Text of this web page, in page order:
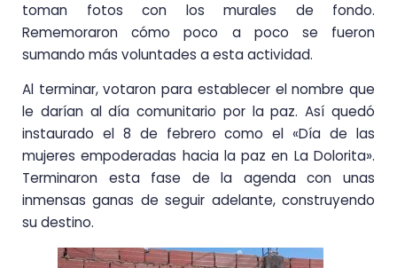
toman fotos con los murales de fondo.
Rememoraron cómo poco a poco se fueron
sumando más voluntades a esta actividad.
Al terminar, votaron para establecer el nombre que
le darían al día comunitario por la paz. Así quedó
instaurado el 8 de febrero como el «Día de las
mujeres empoderadas hacia la paz en La Dolorita».
Terminaron esta fase de la agenda con unas
inmensas ganas de seguir adelante, construyendo
su destino.